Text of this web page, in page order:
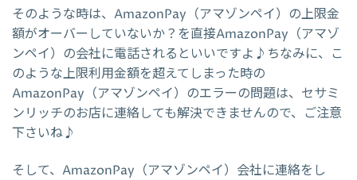
そのような時は、AmazonPay（アマゾンペイ）の上限金
額がオーバーしていないか？を直接AmazonPay（アマゾ
ンペイ）の会社に電話されるといいですよ♪ちなみに、こ
のような上限利用金額を超えてしまった時の
AmazonPay（アマゾンペイ）のエラーの問題は、セサミ
ンリッチのお店に連絡しても解決できませんので、ご注意
下さいね♪
そして、AmazonPay（アマゾンペイ）会社に連絡をし